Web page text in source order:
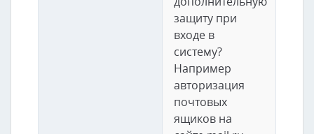
защиту при
входе в
систему?
Например
авторизация
почтовых
ящиков на